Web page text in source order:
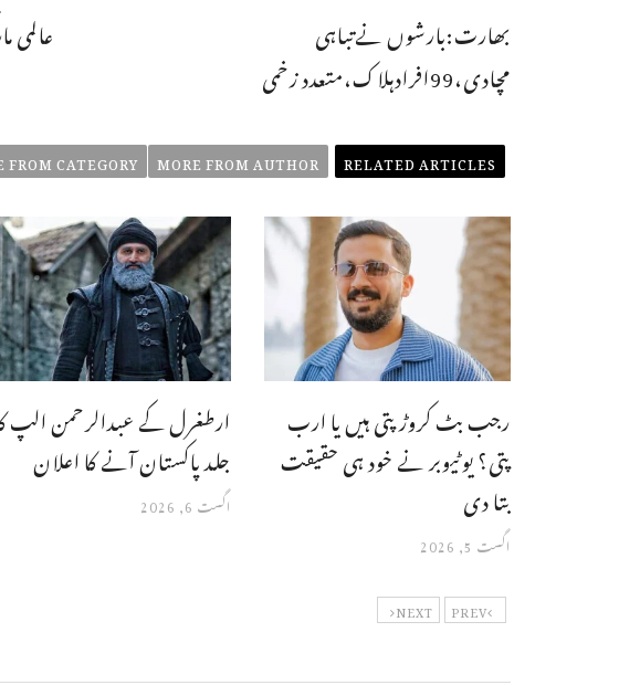
بھارت:بارشوں نےتباہی
مچادی،99افرادہلاک،متعدد زخمی
RELATED ARTICLES
MORE FROM AUTHOR
FROM CATEGORY
ارطغرل کے عبدالرحمن الپ
جلد پاکستان آنے کا اعلان
اگست 6, 2026
رجب بٹ کروڑ پتی ہیں یا ارب
پتی؟ یوٹیوبر نے خود ہی حقیقت
بتا دی
اگست 5, 2026
PREV
NEXT